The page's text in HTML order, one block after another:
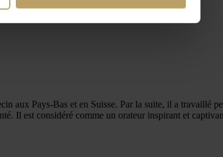
aux Pays-Bas et en Suisse. Par la suite, il a travaillé
Il est considéré comme un orateur inspirant et